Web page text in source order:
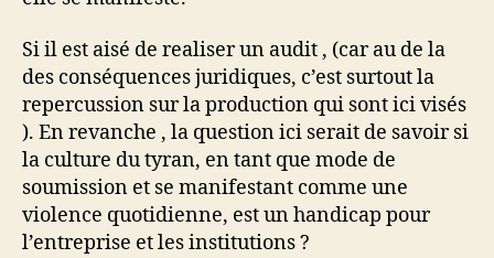
Si il est aisé de realiser un audit , (car au de la
des conséquences juridiques, c’est surtout la
repercussion sur la production qui sont ici visés
). En revanche , la question ici serait de savoir si
la culture du tyran, en tant que mode de
soumission et se manifestant comme une
violence quotidienne, est un handicap pour
l’entreprise et les institutions ?